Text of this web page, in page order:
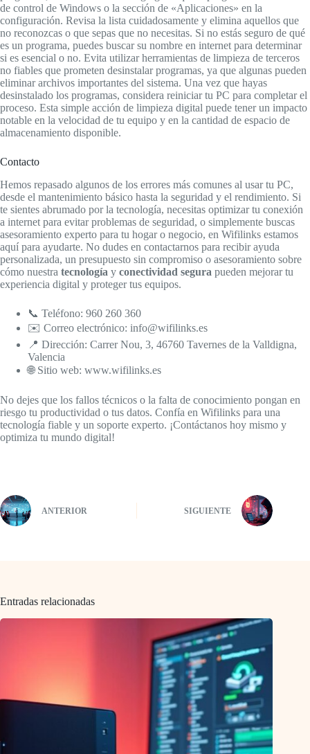
de control de Windows o la sección de «Aplicaciones» en la
configuración. Revisa la lista cuidadosamente y elimina aquellos que
no reconozcas o que sepas que no necesitas. Si no estás seguro de qué
es un programa, puedes buscar su nombre en internet para determinar
si es esencial o no. Evita utilizar herramientas de limpieza de terceros
no fiables que prometen desinstalar programas, ya que algunas pueden
eliminar archivos importantes del sistema. Una vez que hayas
desinstalado los programas, considera reiniciar tu PC para completar el
proceso. Esta simple acción de limpieza digital puede tener un impacto
notable en la velocidad de tu equipo y en la cantidad de espacio de
almacenamiento disponible.
Contacto
Hemos repasado algunos de los errores más comunes al usar tu PC,
desde el mantenimiento básico hasta la seguridad y el rendimiento. Si
te sientes abrumado por la tecnología, necesitas optimizar tu conexión
a internet para evitar problemas de seguridad, o simplemente buscas
asesoramiento experto para tu hogar o negocio, en Wifilinks estamos
aquí para ayudarte. No dudes en contactarnos para recibir ayuda
personalizada, un presupuesto sin compromiso o asesoramiento sobre
cómo nuestra tecnología y conectividad segura pueden mejorar tu
experiencia digital y proteger tus equipos.
📞 Teléfono: 960 260 360
✉️ Correo electrónico: info@wifilinks.es
📍 Dirección: Carrer Nou, 3, 46760 Tavernes de la Valldigna,
Valencia
🌐 Sitio web: www.wifilinks.es
No dejes que los fallos técnicos o la falta de conocimiento pongan en
riesgo tu productividad o tus datos. Confía en Wifilinks para una
tecnología fiable y un soporte experto. ¡Contáctanos hoy mismo y
optimiza tu mundo digital!
ANTERIOR SIGUIENTE
Entradas relacionadas